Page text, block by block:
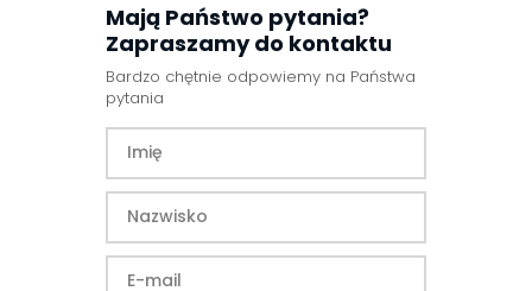
Mają Państwo pytania?
Zapraszamy do kontaktu
Bardzo chętnie odpowiemy na Państwa
pytania